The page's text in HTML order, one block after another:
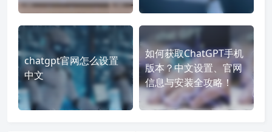
chatgpt官网怎么设置
中文
如何获取ChatGPT手机
版本？中文设置、官网
信息与安装全攻略！